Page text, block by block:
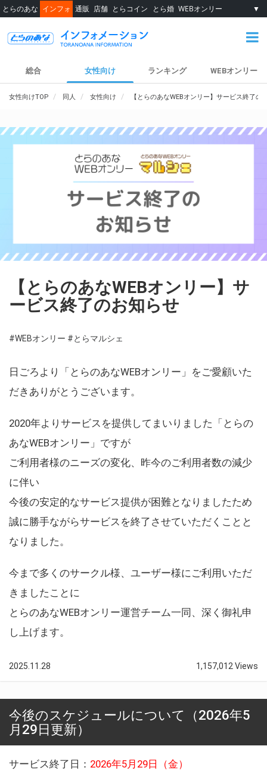
とらのあな インフォ 通販 店舗 とらコイン とら婚 WEBオンリー ▼
総合 女性向け ランキング WEBオンリー
女性向けTOP 同人 女性向け 【とらのあなWEBオンリー】サービス終了の
【とらのあなWEBオンリー】サ
ービス終了のお知らせ
#WEBオンリー #とらマルシェ
日ごろより「とらのあなWEBオンリー」をご愛顧いた
だきありがとうございます。
2020年よりサービスを提供してまいりました「とらの
あなWEBオンリー」ですが
ご利用者様のニーズの変化、昨今のご利用者数の減少
に伴い
今後の安定的なサービス提供が困難となりましたため
誠に勝手ながらサービスを終了させていただくことと
なりました。
今まで多くのサークル様、ユーザー様にご利用いただ
きましたことに
とらのあなWEBオンリー運営チーム一同、深く御礼申
し上げます。
2025.11.28 1,157,012 Views
今後のスケジュールについて（2026年5
月29日更新）
サービス終了日： 2026年5月29日（金）